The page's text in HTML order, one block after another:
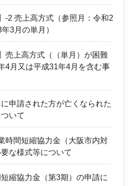
-2 売上高方式（参照月：令和2
3月の単月）
売上高方式（（単月）が困難
4月又は平成31年4月を含む事
申請された方が亡くなられた
いて
時間短縮協力金（大阪市内対
な様式等について
縮協力金（第3期）の申請に